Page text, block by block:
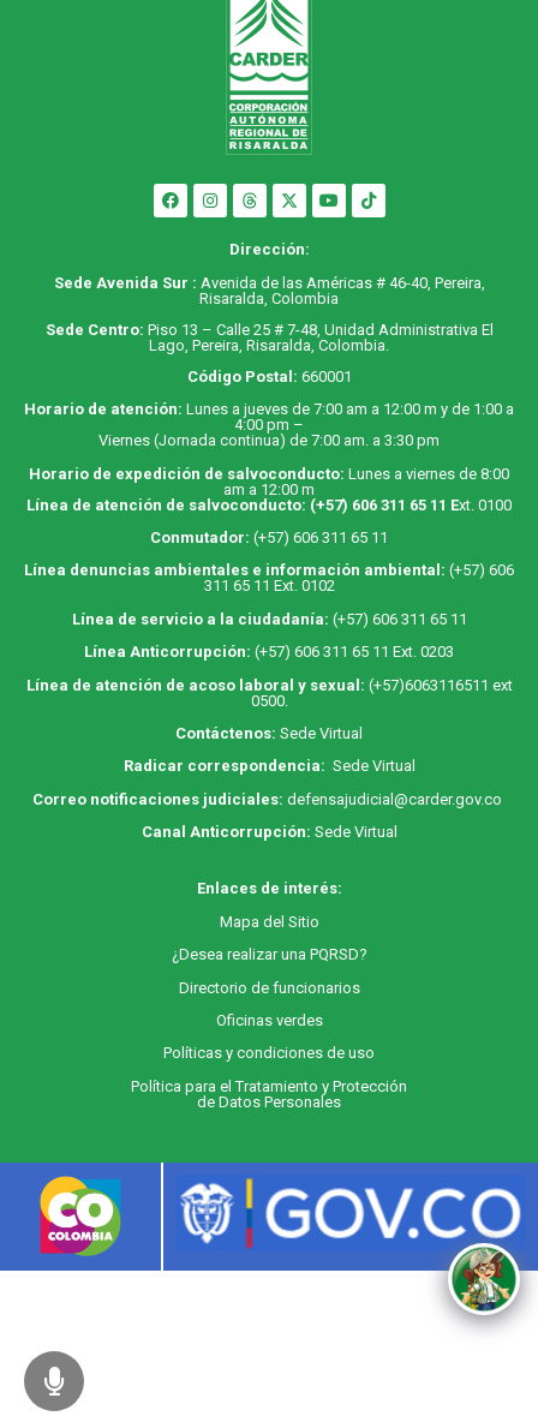
Dirección:
Sede Avenida Sur : Avenida de las Américas # 46-40, Pereira,
Risaralda, Colombia
Sede Centro: Piso 13 – Calle 25 # 7-48, Unidad Administrativa El
Lago, Pereira, Risaralda, Colombia.
Código Postal: 660001
Horario de atención: Lunes a jueves de 7:00 am a 12:00 m y de 1:00 a
4:00 pm –
Viernes (Jornada continua) de 7:00 am. a 3:30 pm
Horario de expedición de salvoconducto: Lunes a viernes de 8:00
am a 12:00 m
Línea de atención de salvoconducto: (+57) 606 311 65 11 Ext. 0100
Conmutador: (+57) 606 311 65 11
Línea denuncias ambientales e información ambiental: (+57) 606
311 65 11 Ext. 0102
Línea de servicio a la ciudadanía: (+57) 606 311 65 11
Línea Anticorrupción: (+57) 606 311 65 11 Ext. 0203
Línea de atención de acoso laboral y sexual: (+57)6063116511 ext
0500.
Contáctenos: Sede Virtual
Radicar correspondencia: Sede Virtual
Correo notificaciones judiciales: defensajudicial@carder.gov.co
Canal Anticorrupción: Sede Virtual
Enlaces de interés:
Mapa del Sitio
¿Desea realizar una PQRSD?
Directorio de funcionarios
Oficinas verdes
Políticas y condiciones de uso
Política para el Tratamiento y Protección
de Datos Personales